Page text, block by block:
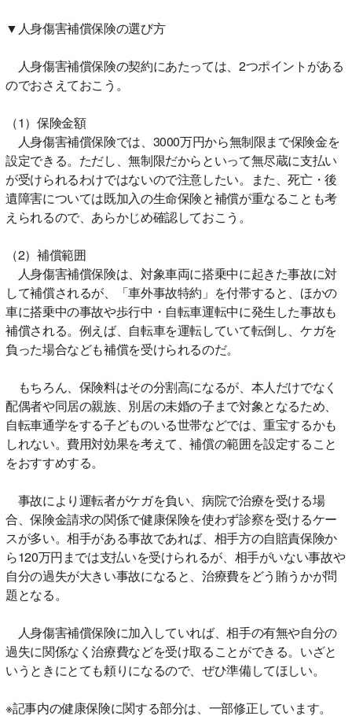
▼人身傷害補償保険の選び方
人身傷害補償保険の契約にあたっては、2つポイントがある
のでおさえておこう。
（1）保険金額
人身傷害補償保険では、3000万円から無制限まで保険金を
設定できる。ただし、無制限だからといって無尽蔵に支払い
が受けられるわけではないので注意したい。また、死亡・後
遺障害については既加入の生命保険と補償が重なることも考
えられるので、あらかじめ確認しておこう。
（2）補償範囲
人身傷害補償保険は、対象車両に搭乗中に起きた事故に対
して補償されるが、「車外事故特約」を付帯すると、ほかの
車に搭乗中の事故や歩行中・自転車運転中に発生した事故も
補償される。例えば、自転車を運転していて転倒し、ケガを
負った場合なども補償を受けられるのだ。
もちろん、保険料はその分割高になるが、本人だけでなく
配偶者や同居の親族、別居の未婚の子まで対象となるため、
自転車通学をする子どものいる世帯などでは、重宝するかも
しれない。費用対効果を考えて、補償の範囲を設定すること
をおすすめする。
事故により運転者がケガを負い、病院で治療を受ける場
合、保険金請求の関係で健康保険を使わず診察を受けるケー
スが多い。相手がある事故であれば、相手方の自賠責保険か
ら120万円までは支払いを受けられるが、相手がいない事故や
自分の過失が大きい事故になると、治療費をどう賄うかが問
題となる。
人身傷害補償保険に加入していれば、相手の有無や自分の
過失に関係なく治療費などを受け取ることができる。いざと
いうときにとても頼りになるので、ぜひ準備してほしい。
※記事内の健康保険に関する部分は、一部修正しています。